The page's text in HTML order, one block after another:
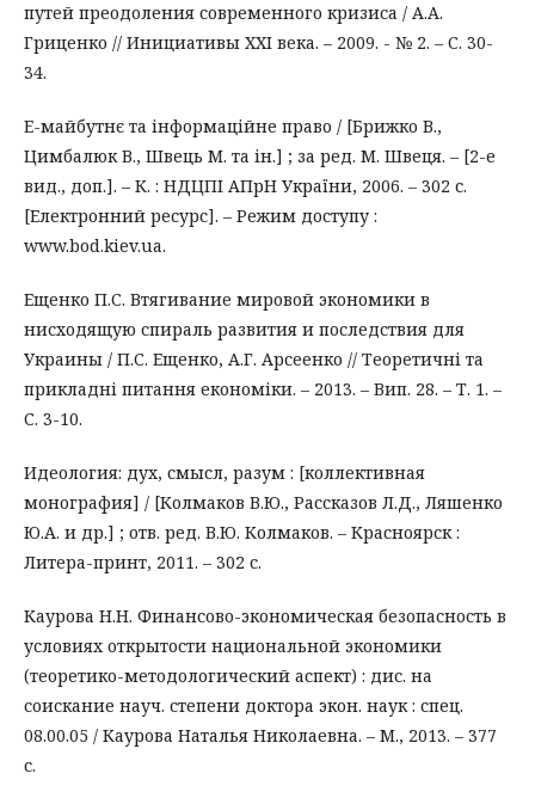
путей преодоления современного кризиса / А.А.
Гриценко // Инициативы ХХІ века. – 2009. - № 2. – С. 30-
34.
Е-майбутнє та інформаційне право / [Брижко В.,
Цимбалюк В., Швець М. та ін.] ; за ред. М. Швеця. – [2-е
вид., доп.]. – К. : НДЦПІ АПрН України, 2006. – 302 с.
[Електронний ресурс]. – Режим доступу :
www.bod.kiev.ua.
Ещенко П.С. Втягивание мировой экономики в
нисходящую спираль развития и последствия для
Украины / П.С. Ещенко, А.Г. Арсеенко // Теоретичні та
прикладні питання економіки. – 2013. – Вип. 28. – Т. 1. –
С. 3-10.
Идеология: дух, смысл, разум : [коллективная
монография] / [Колмаков В.Ю., Рассказов Л.Д., Ляшенко
Ю.А. и др.] ; отв. ред. В.Ю. Колмаков. – Красноярск :
Литера-принт, 2011. – 302 с.
Каурова Н.Н. Финансово-экономическая безопасность в
условиях открытости национальной экономики
(теоретико-методологический аспект) : дис. на
соискание науч. степени доктора экон. наук : спец.
08.00.05 / Каурова Наталья Николаевна. – М., 2013. – 377
с.